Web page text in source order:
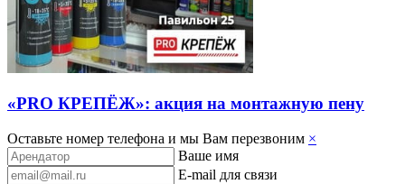
«PRO КРЕПЁЖ»: акция на монтажную пену
Оставьте номер телефона и мы Вам перезвоним ×
Ваше имя
E-mail для связи